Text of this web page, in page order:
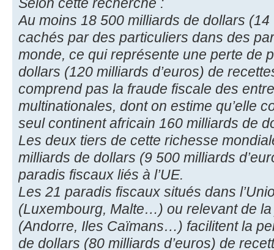
Au moins 18 500 milliards de dollars
cachés par des particuliers dans des
monde, ce qui représente une perte de
dollars (120 milliards d’euros) de
comprend pas la fraude fiscale des
multinationales, dont on estime qu’elle
seul continent africain 160 milliards de
Les deux tiers de cette richesse
milliards de dollars (9 500 milliards
paradis fiscaux liés à l’UE.
Les 21 paradis fiscaux situés dans
(Luxembourg, Malte…) ou relevant de
(Andorre, Iles Caïmans…) facilitent la
de dollars (80 milliards d’euros) de